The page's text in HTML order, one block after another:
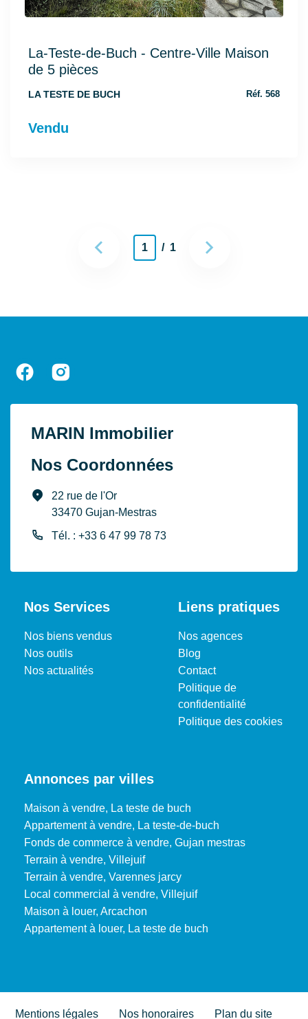
La-Teste-de-Buch - Centre-Ville Maison
de 5 pièces
LA TESTE DE BUCH Réf. 568
Vendu
1 / 1
MARIN Immobilier
Nos Coordonnées
22 rue de l'Or
33470 Gujan-Mestras
Tél. : +33 6 47 99 78 73
Nos Services
Nos biens vendus
Nos outils
Nos actualités
Liens pratiques
Nos agences
Blog
Contact
Politique de
confidentialité
Politique des cookies
Annonces par villes
Maison à vendre, La teste de buch
Appartement à vendre, La teste-de-buch
Fonds de commerce à vendre, Gujan mestras
Terrain à vendre, Villejuif
Terrain à vendre, Varennes jarcy
Local commercial à vendre, Villejuif
Maison à louer, Arcachon
Appartement à louer, La teste de buch
Mentions légales Nos honoraires Plan du site